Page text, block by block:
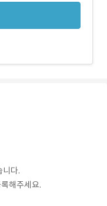
니다.
해주세요.